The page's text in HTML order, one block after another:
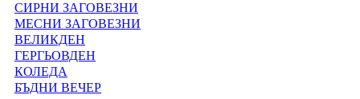
СИРНИ ЗАГОВЕЗНИ
МЕСНИ ЗАГОВЕЗНИ
ВЕЛИКДЕН
ГЕРГЬОВДЕН
КОЛЕДА
БЪДНИ ВЕЧЕР